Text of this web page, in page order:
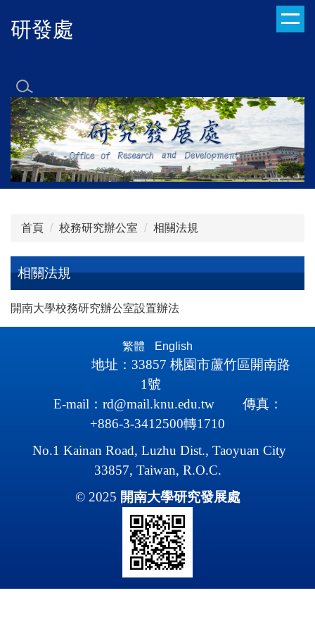
到
容
區
研發處
首頁 校務研究辦公室 相關法規
相關法規
開南大學校務研究辦公室設置辦法
繁體 English
地址： 33857 桃園市蘆竹區開南路
1號
E-mail ： rd@mail.knu.edu.tw 傳真：
+886-3-3412500轉1710
No.1 Kainan Road, Luzhu Dist., Taoyuan City
33857, Taiwan, R.O.C.
© 2025 開南大學研究發展處